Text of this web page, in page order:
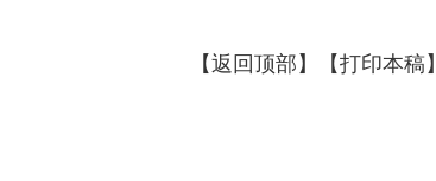
【返回顶部】 【打印本稿】